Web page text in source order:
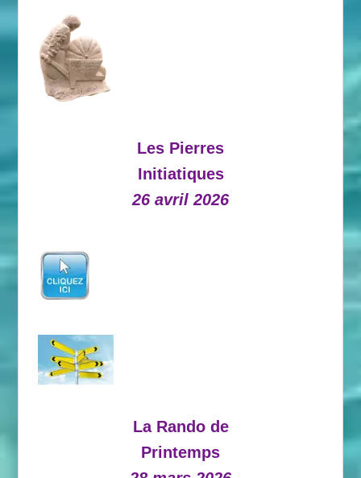
Les Pierres
Initiatiques
26 avril 2026
La Rando de
Printemps